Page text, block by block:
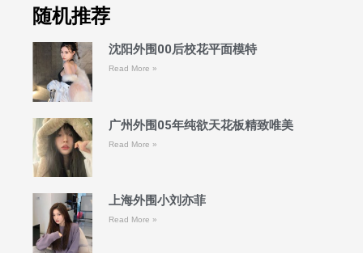
随机推荐
沈阳外围00后校花平面模特
Read More »
广州外围05年纯欲天花板精致唯美
Read More »
上海外围小刘亦菲
Read More »